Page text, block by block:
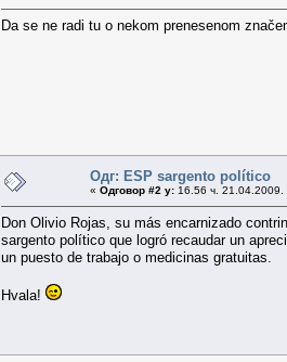
Da se ne radi tu o nekom prenesenom
Одг: ESP sargento político
« Одговор #2 у: 16.56 ч. 21.04.2009.
Don Olivio Rojas, su más encarnizado
sargento político que logró recaudar un
un puesto de trabajo o medicinas gratuitas.
Hvala!